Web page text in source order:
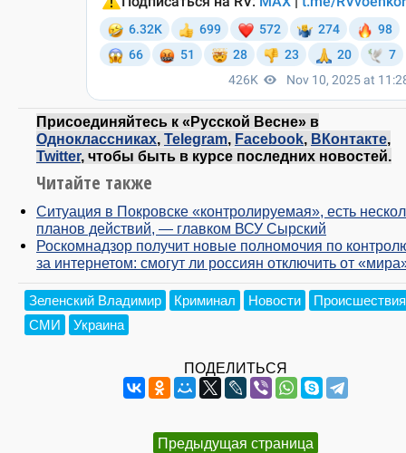
Присоединяйтесь к «Русской Весне» в
Одноклассниках, Telegram, Facebook, ВКонтакте,
Twitter, чтобы быть в курсе последних новостей.
Читайте также
Ситуация в Покровске «контролируемая», есть
планов действий, — главком ВСУ Сырский
Роскомнадзор получит новые полномочия по
за интернетом: смогут ли россиян отключить от
Зеленский Владимир Криминал Новости
Происшествия
СМИ
Украина
ПОДЕЛИТЬСЯ
Предыдущая страница